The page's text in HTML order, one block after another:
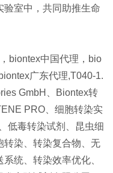
验室中，共同助推生命
biontex中国代理，bio
广东代理,T040-1.
GmbH、Biontex转
PRO、细胞转染实
低毒转染试剂、昆虫细
转染、转染复合物、无
统、转染效率优化、